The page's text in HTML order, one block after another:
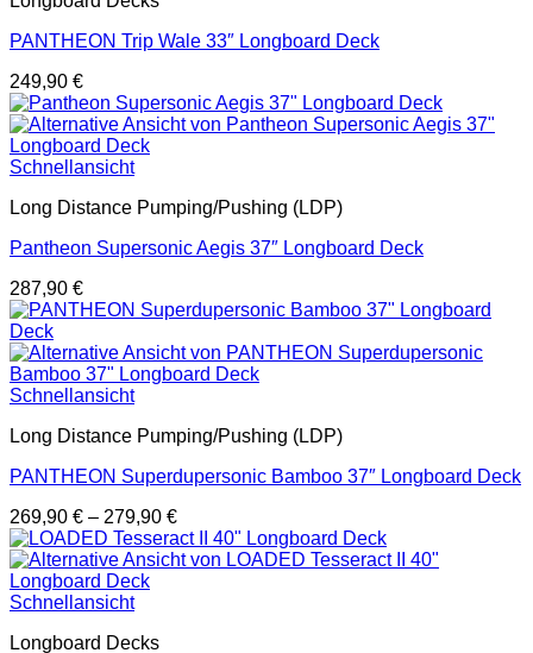
PANTHEON Trip Wale 33″ Longboard Deck
249,90 €
Schnellansicht
Long Distance Pumping/Pushing (LDP)
Pantheon Supersonic Aegis 37″ Longboard Deck
287,90 €
Schnellansicht
Long Distance Pumping/Pushing (LDP)
PANTHEON Superdupersonic Bamboo 37″ Longboard Deck
269,90 € – 279,90 €
Schnellansicht
Longboard Decks